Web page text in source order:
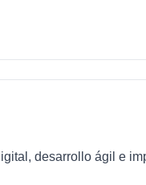
desarrollo ágil e